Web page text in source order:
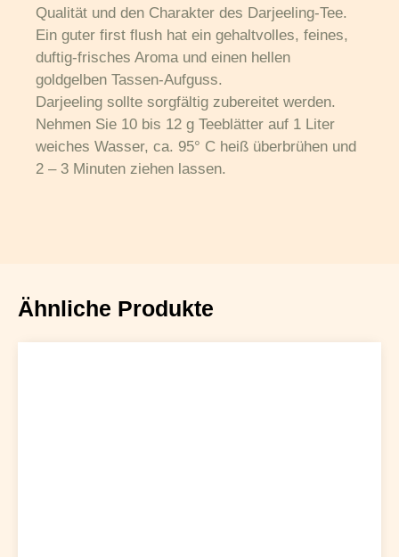
Qualität und den Charakter des Darjeeling-Tee.
Ein guter first flush hat ein gehaltvolles, feines,
duftig-frisches Aroma und einen hellen
goldgelben Tassen-Aufguss.
Darjeeling sollte sorgfältig zubereitet werden.
Nehmen Sie 10 bis 12 g Teeblätter auf 1 Liter
weiches Wasser, ca. 95° C heiß überbrühen und
2 – 3 Minuten ziehen lassen.
Ähnliche Produkte